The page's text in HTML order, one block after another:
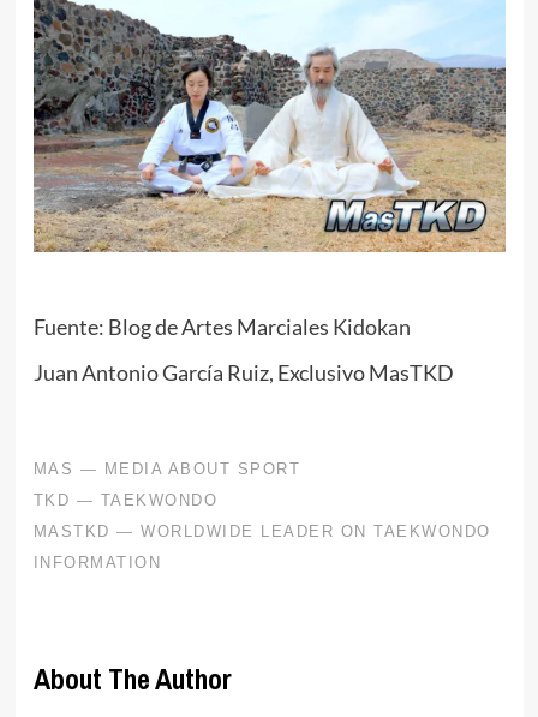
Fuente: Blog de Artes Marciales Kidokan
Juan Antonio García Ruiz, Exclusivo MasTKD
About The Author